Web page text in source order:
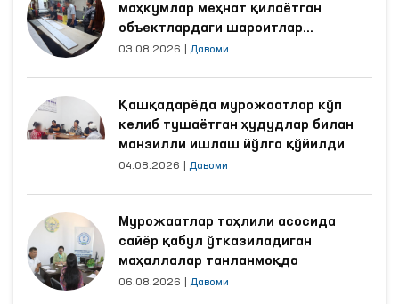
маҳкумлар меҳнат қилаётган
объектлардаги шароитлар
яхшиланди
03.08.2026 Давоми
Қашқадарёда мурожаатлар кўп
келиб тушаётган ҳудудлар билан
манзилли ишлаш йўлга қўйилди
04.08.2026 Давоми
Мурожаатлар таҳлили асосида
сайёр қабул ўтказиладиган
маҳаллалар танланмоқда
06.08.2026 Давоми